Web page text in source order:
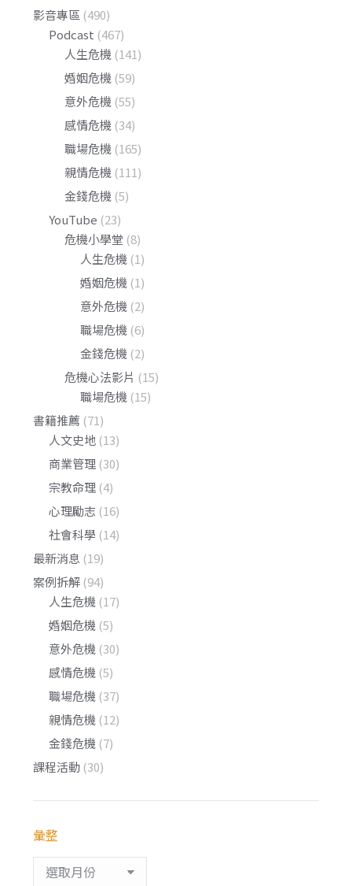
影音專區 (490)
Podcast (467)
人生危機 (141)
婚姻危機 (59)
意外危機 (55)
感情危機 (34)
職場危機 (165)
親情危機 (111)
金錢危機 (5)
YouTube (23)
危機小學堂 (8)
人生危機 (1)
婚姻危機 (1)
意外危機 (2)
職場危機 (6)
金錢危機 (2)
危機心法影片 (15)
職場危機 (15)
書籍推薦 (71)
人文史地 (13)
商業管理 (30)
宗教命理 (4)
心理勵志 (16)
社會科學 (14)
最新消息 (19)
案例拆解 (94)
人生危機 (17)
婚姻危機 (5)
意外危機 (30)
感情危機 (5)
職場危機 (37)
親情危機 (12)
金錢危機 (7)
課程活動 (30)
彙整